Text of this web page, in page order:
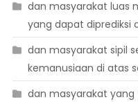
dan masyarakat luas
yang dapat diprediksi
dan masyarakat sipil
kemanusiaan di atas
dan masyarakat